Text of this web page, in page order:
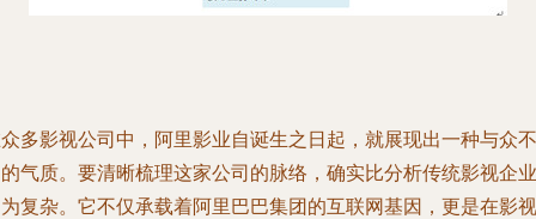
多影视公司中，阿里影业自诞生之日起，就展现出一种与众不
气质。要清晰梳理这家公司的脉络，确实比分析传统影视企业
复杂。它不仅承载着阿里巴巴集团的互联网基因，更是在影视